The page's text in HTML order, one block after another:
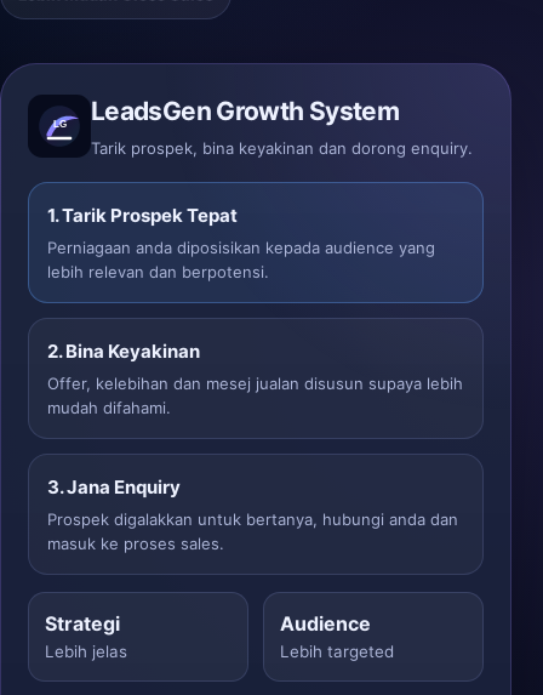
LeadsGen Growth System
Tarik prospek, bina keyakinan dan dorong enquiry.
1. Tarik Prospek Tepat
Perniagaan anda diposisikan kepada audience yang
lebih relevan dan berpotensi.
2. Bina Keyakinan
Offer, kelebihan dan mesej jualan disusun supaya lebih
mudah difahami.
3. Jana Enquiry
Prospek digalakkan untuk bertanya, hubungi anda dan
masuk ke proses sales.
Strategi
Lebih jelas
Audience
Lebih targeted